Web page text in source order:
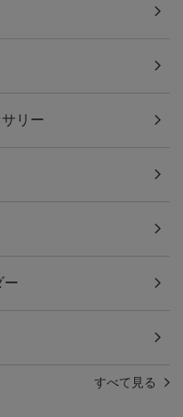
リー
ー
すべて見る